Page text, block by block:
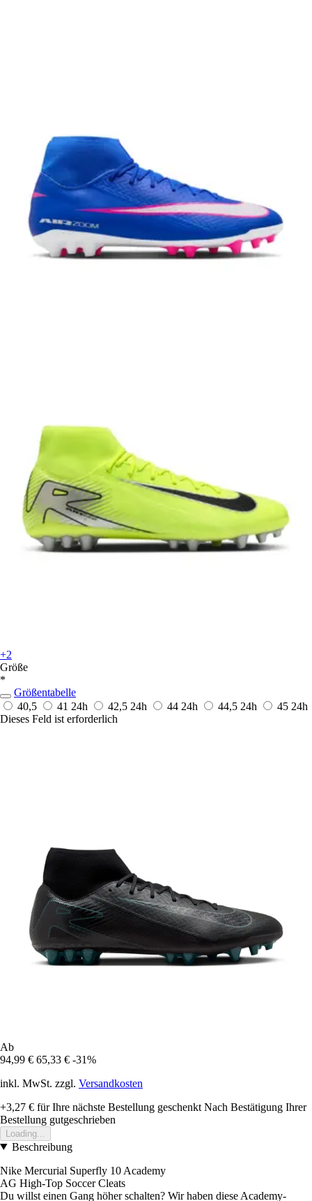
+2
Größe
*
Größentabelle
40,5
41 24h 42,5 24h 44 24h 44,5 24h 45 24h
Dieses Feld ist erforderlich
Ab
94,99 € 65,33 € -31%
inkl. MwSt. zzgl. Versandkosten
+3,27 € für Ihre nächste Bestellung geschenkt Nach Bestätigung Ihrer
Bestellung gutgeschrieben
Loading...
Beschreibung
Nike Mercurial Superfly 10 Academy
AG High-Top Soccer Cleats
Du willst einen Gang höher schalten? Wir haben diese Academy-